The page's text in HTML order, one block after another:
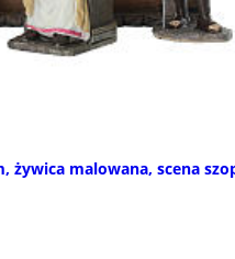
żywica malowana, scena